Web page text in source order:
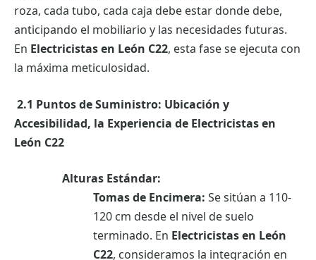
roza, cada tubo, cada caja debe estar donde debe,
anticipando el mobiliario y las necesidades futuras.
En Electricistas en León C22, esta fase se ejecuta con
la máxima meticulosidad.
2.1 Puntos de Suministro: Ubicación y
Accesibilidad, la Experiencia de Electricistas en
León C22
Alturas Estándar:
Tomas de Encimera: Se sitúan a 110-
120 cm desde el nivel de suelo
terminado. En Electricistas en León
C22, consideramos la integración en